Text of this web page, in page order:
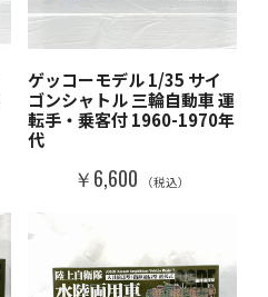
ゲッコーモデル 1/35 サイ
ゴンシャトル 三輪自動車 運
転手・乗客付 1960-1970年
代
￥6,600 （税込）